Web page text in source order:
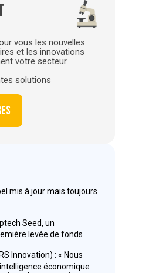
vous les nouvelles
et les innovations
votre secteur.
solutions
mis à jour mais toujours
Seed, un
levée de fonds
Innovation) : « Nous
économique